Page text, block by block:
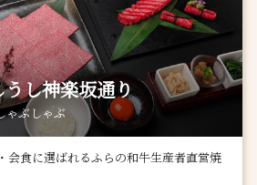
し神楽坂通り
ゃぶしゃぶ
会食に選ばれるふらの和牛生産者直営焼